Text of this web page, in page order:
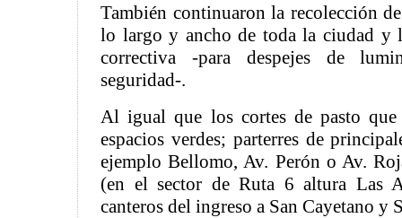
También continuaron la recolección
lo largo y ancho de toda la ciudad y
correctiva -para despejes de
seguridad-.
Al igual que los cortes de pasto
espacios verdes; parterres de
ejemplo Bellomo, Av. Perón o Av.
(en el sector de Ruta 6 altura Las
canteros del ingreso a San Cayetano y